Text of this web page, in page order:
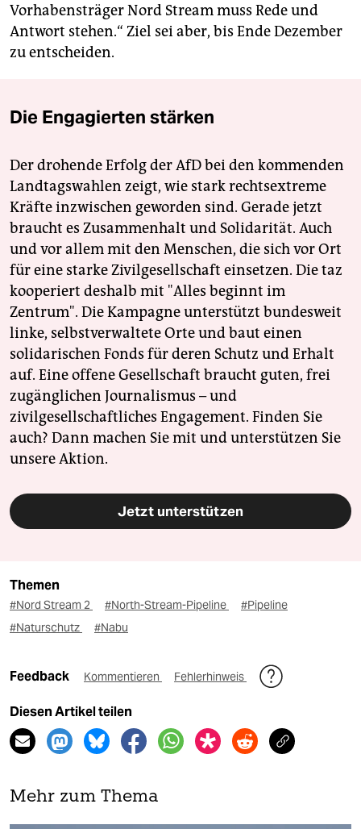
Vorhabensträger Nord Stream muss Rede und
Antwort stehen.“ Ziel sei aber, bis Ende Dezember
zu entscheiden.
Die Engagierten stärken
Der drohende Erfolg der AfD bei den kommenden
Landtagswahlen zeigt, wie stark rechtsextreme
Kräfte inzwischen geworden sind. Gerade jetzt
braucht es Zusammenhalt und Solidarität. Auch
und vor allem mit den Menschen, die sich vor Ort
für eine starke Zivilgesellschaft einsetzen. Die taz
kooperiert deshalb mit "Alles beginnt im
Zentrum". Die Kampagne unterstützt bundesweit
linke, selbstverwaltete Orte und baut einen
solidarischen Fonds für deren Schutz und Erhalt
auf. Eine offene Gesellschaft braucht guten, frei
zugänglichen Journalismus – und
zivilgesellschaftliches Engagement. Finden Sie
auch? Dann machen Sie mit und unterstützen Sie
unsere Aktion.
Jetzt unterstützen
Themen
#Nord Stream 2 #North-Stream-Pipeline
#Pipeline
#Naturschutz
#Nabu
Feedback Kommentieren Fehlerhinweis
Diesen Artikel teilen
Mehr zum Thema